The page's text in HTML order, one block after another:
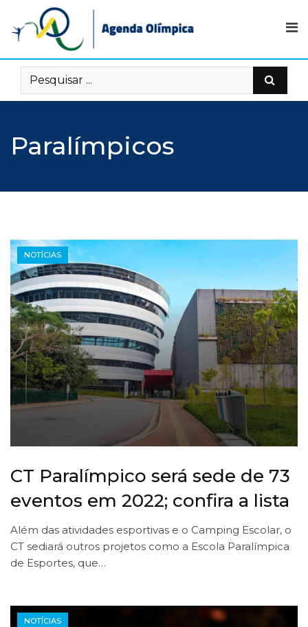
content
Paralímpicos
NOTÍCIAS
CT Paralímpico será sede de 73
eventos em 2022; confira a lista
Além das atividades esportivas e o Camping Escolar, o
CT sediará outros projetos como a Escola Paralímpica
de Esportes, que…
NOTÍCIAS